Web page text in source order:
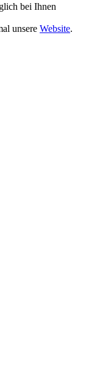
bei Ihnen
unsere Website.